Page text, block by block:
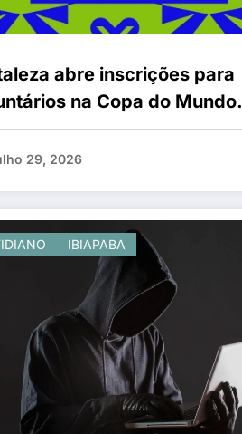
abre inscrições para
na Copa do Mundo
2027
29, 2026
IBIAPABA